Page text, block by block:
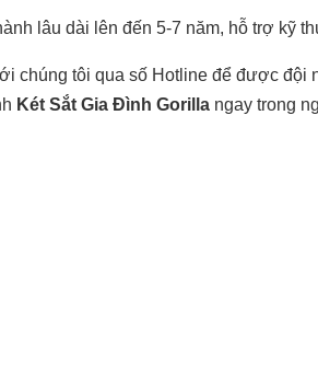
lâu dài lên đến 5-7 năm, hỗ trợ kỹ
chúng tôi qua số Hotline để được đội
Két Sắt Gia Đình Gorilla ngay trong